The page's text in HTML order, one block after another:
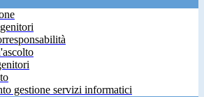
gestione servizi informatici